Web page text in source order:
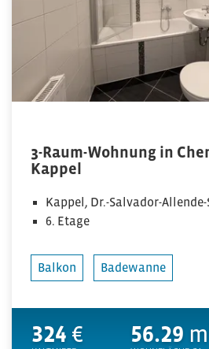
3-Raum-Wohnung in
Kappel
Kappel, Dr.-Salvador-Allende-
6. Etage
Balkon Badewanne
324 € 56.29